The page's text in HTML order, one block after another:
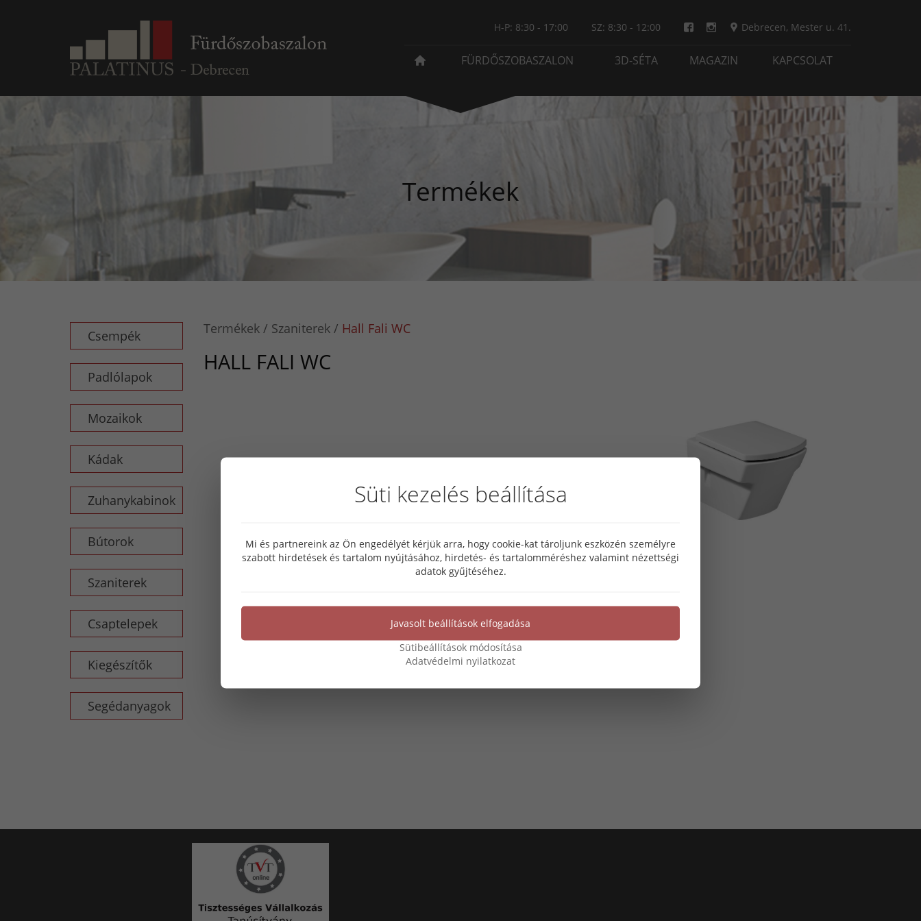
H-P: 8:30 - 17:00 SZ: 8:30 - 12:00 Debrecen, Mester u. 41.
FÜRDŐSZOBASZALON 3D-SÉTA MAGAZIN KAPCSOLAT
Termékek
Csempék
Padlólapok
Mozaikok
Kádak
Zuhanykabinok
Bútorok
Szaniterek
Csaptelepek
Kiegészítők
Segédanyagok
Termékek Szaniterek Hall Fali WC
HALL FALI WC
Süti kezelés beállítása
Mi és partnereink az Ön engedélyét kérjük arra, hogy cookie-kat tároljunk eszközén személyre
szabott hirdetések és tartalom nyújtásához, hirdetés- és tartalomméréshez valamint nézettségi
adatok gyűjtéséhez.
Javasolt beállítások elfogadása
Sütibeállítások módosítása
Adatvédelmi nyilatkozat